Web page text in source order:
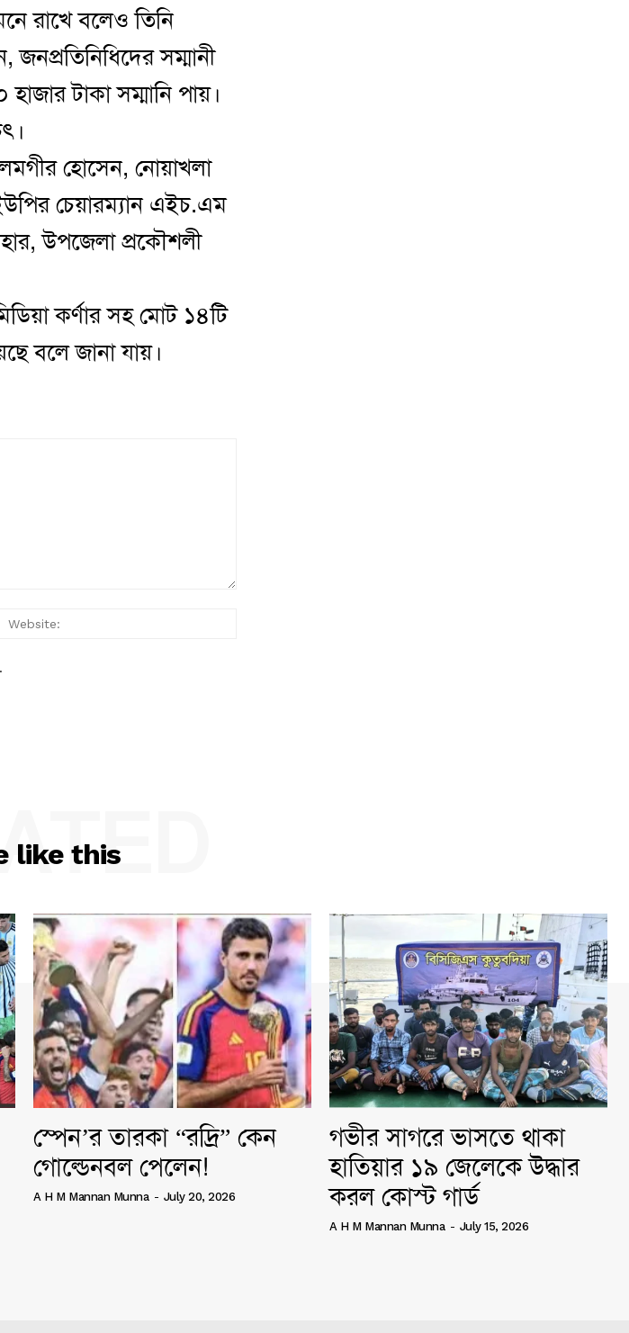
রাখে বলেও তিনি
সম্মানী
হাজার টাকা সম্মানি পায়।
হোসেন, নোয়াখলা
চেয়ারম্যান এইচ.এম
উপজেলা প্রকৌশলী
কর্ণার সহ মোট ১৪টি
বলে জানা যায়।
like this
স্পেন’র তারকা “রদ্রি” কেন
গোল্ডেনবল পেলেন!
A H M Mannan Munna - July 20, 2026
গভীর সাগরে ভাসতে থাকা
হাতিয়ার ১৯ জেলেকে উদ্ধার
করল কোস্ট গার্ড
A H M Mannan Munna - July 15, 2026